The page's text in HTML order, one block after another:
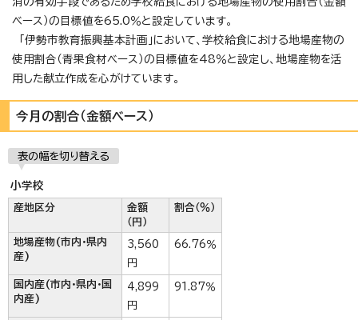
ベース）の目標値を65.0％と設定しています。
「伊勢市教育振興基本計画」において、学校給食における地場産物の
使用割合（青果食材ベース）の目標値を48％と設定し、地場産物を活
用した献立作成を心がけています。
今月の割合（金額ベース）
表の幅を切り替える
小学校
産地区分
金額
（円）
割合（％）
地場産物(市内・県内
産)
3,560
円
66.76％
国内産(市内・県内・国
内産)
4,899
円
91.87％